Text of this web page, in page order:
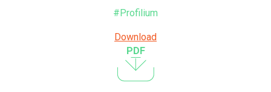
#Profilium
Download
PDF